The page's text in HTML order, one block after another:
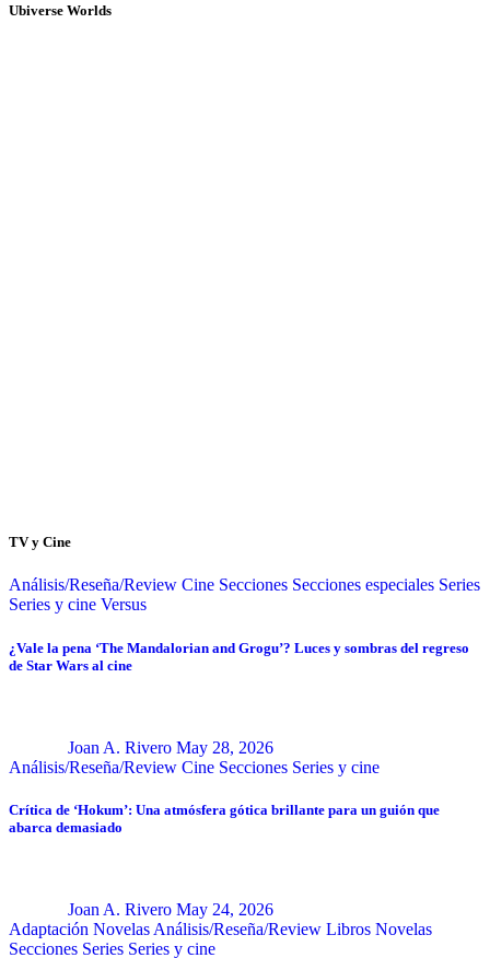
Ubiverse Worlds
TV y Cine
Análisis/Reseña/Review Cine Secciones Secciones especiales Series
Series y cine Versus
¿Vale la pena ‘The Mandalorian and Grogu’? Luces y sombras del regreso
de Star Wars al cine
Joan A. Rivero May 28, 2026
Análisis/Reseña/Review Cine Secciones Series y cine
Crítica de ‘Hokum’: Una atmósfera gótica brillante para un guión que
abarca demasiado
Joan A. Rivero May 24, 2026
Adaptación Novelas Análisis/Reseña/Review Libros Novelas
Secciones Series Series y cine